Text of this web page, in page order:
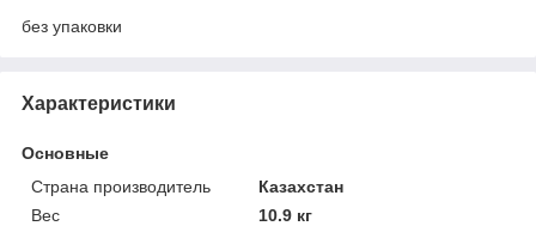
без упаковки
Характеристики
Основные
Страна производитель
Казахстан
Вес
10.9 кг